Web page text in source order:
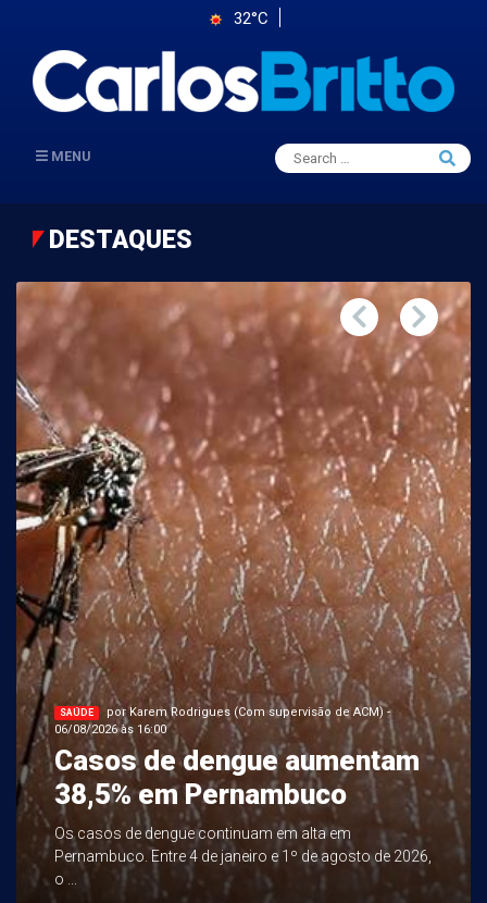
32°C
MENU
Search
for:
Search
DESTAQUES
SAÚDE
por Karem Rodrigues (Com supervisão de ACM) -
06/08/2026 às 16:00
Casos de dengue aumentam
38,5% em Pernambuco
Os casos de dengue continuam em alta em
Pernambuco. Entre 4 de janeiro e 1º de agosto de 2026,
o ...